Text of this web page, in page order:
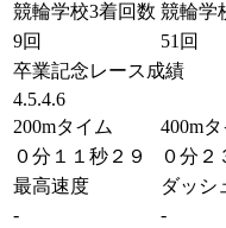
競輪学校3着回数 競輪学
9回
51回
卒業記念レース成績
4.5.4.6
200mタイム
400m
０分１１秒２９
０分２
最高速度
ダッシ
-
-